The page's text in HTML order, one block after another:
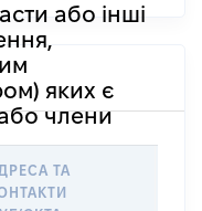
або інші
яких є
члени
ТА